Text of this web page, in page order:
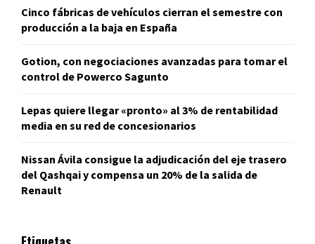
Cinco fábricas de vehículos cierran el semestre con
producción a la baja en España
Gotion, con negociaciones avanzadas para tomar el
control de Powerco Sagunto
Lepas quiere llegar «pronto» al 3% de rentabilidad
media en su red de concesionarios
Nissan Ávila consigue la adjudicación del eje trasero
del Qashqai y compensa un 20% de la salida de
Renault